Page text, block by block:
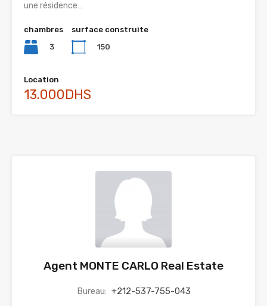
une résidence…
chambres
3
surface construite
150
Location
13.000DHS
Agent MONTE CARLO Real Estate
Bureau: +212-537-755-043